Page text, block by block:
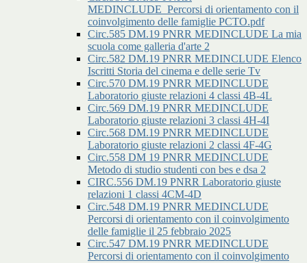
MEDINCLUDE_Percorsi di orientamento con il
coinvolgimento delle famiglie PCTO.pdf
Circ.585 DM.19 PNRR MEDINCLUDE La mia
scuola come galleria d'arte 2
Circ.582 DM.19 PNRR MEDINCLUDE Elenco
Iscritti Storia del cinema e delle serie Tv
Circ.570 DM.19 PNRR MEDINCLUDE
Laboratorio giuste relazioni 4 classi 4B-4L
Circ.569 DM.19 PNRR MEDINCLUDE
Laboratorio giuste relazioni 3 classi 4H-4I
Circ.568 DM.19 PNRR MEDINCLUDE
Laboratorio giuste relazioni 2 classi 4F-4G
Circ.558 DM 19 PNRR MEDINCLUDE
Metodo di studio studenti con bes e dsa 2
CIRC.556 DM.19 PNRR Laboratorio giuste
relazioni 1 classi 4CM-4D
Circ.548 DM.19 PNRR MEDINCLUDE
Percorsi di orientamento con il coinvolgimento
delle famiglie il 25 febbraio 2025
Circ.547 DM.19 PNRR MEDINCLUDE
Percorsi di orientamento con il coinvolgimento